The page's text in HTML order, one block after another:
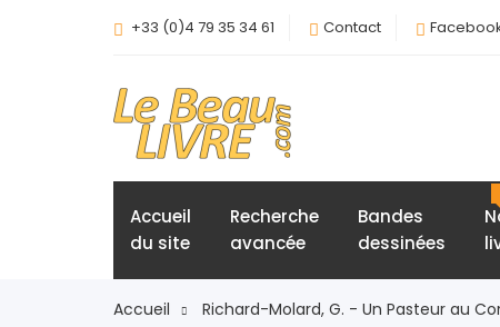
+33 (0)4 79 35 34 61 Contact
Accueil
du site
Recherche
avancée
Bandes
dessinées
Accueil Richard-Molard, G. - Un Pasteur au